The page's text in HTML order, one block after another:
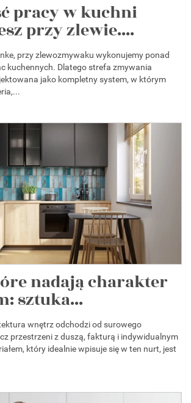
pracy w kuchni
przy zlewie....
przy zlewozmywaku wykonujemy ponad
kuchennych. Dlatego strefa zmywania
jako kompletny system, w którym
nadają charakter
sztuka...
wnętrz odchodzi od surowego
przestrzeni z duszą, fakturą i indywidualnym
który idealnie wpisuje się w ten nurt, jest